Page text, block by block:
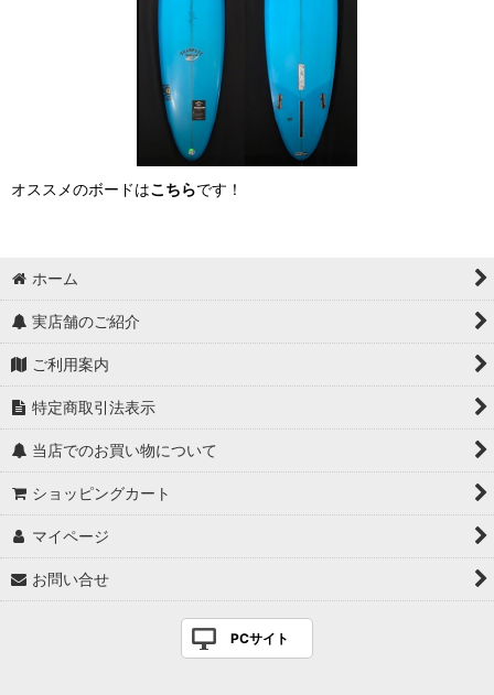
オススメのボードはこちらです！
ホーム
実店舗のご紹介
ご利用案内
特定商取引法表示
当店でのお買い物について
ショッピングカート
マイページ
お問い合せ
PCサイト